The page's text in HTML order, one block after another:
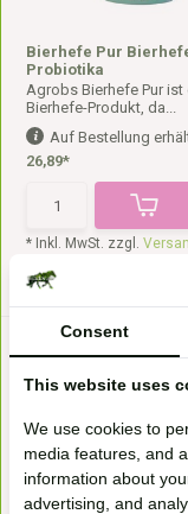
Bierhefe Pur
Probiotika
Agrobs Bierhefe Pur ist
Bierhefe-Produkt, da...
Auf Bestellung
26,89*
* Inkl. MwSt. zzgl.
Brennnesselblätter
Consent
This website uses
We use cookies to
media features, and
information about
advertising, and